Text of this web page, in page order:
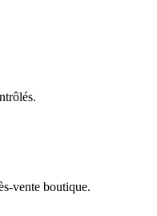
vente boutique.